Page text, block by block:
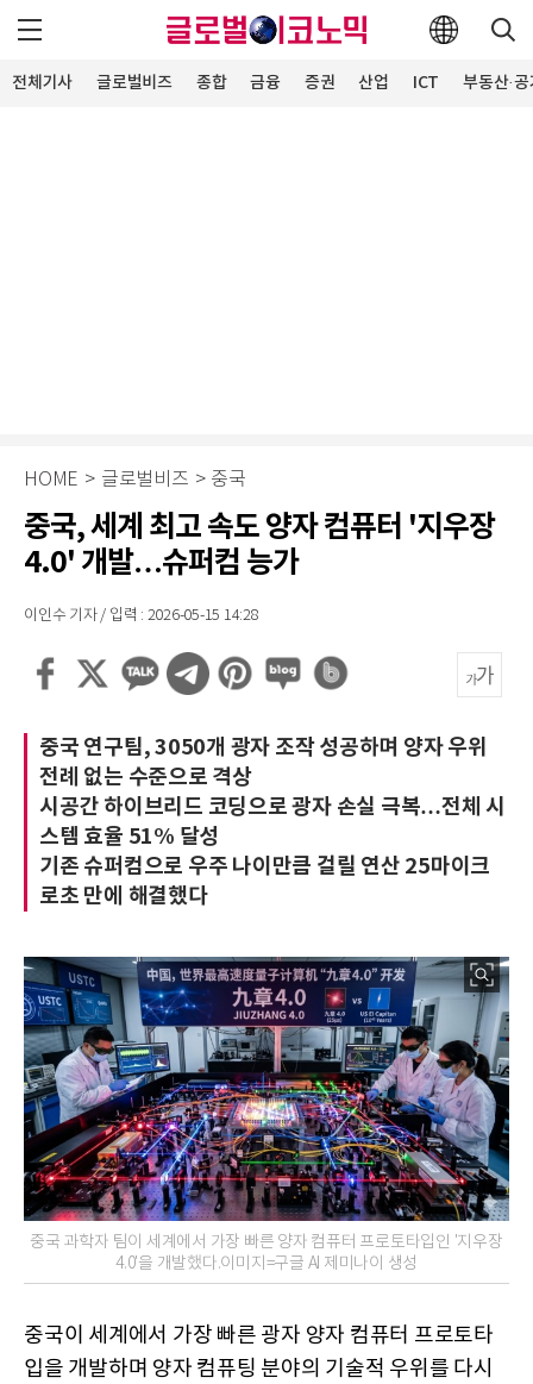
전체기사 글로벌비즈 종합 금융 증권 산업 ICT 부동산·
HOME > 글로벌비즈 > 중국
중국, 세계 최고 속도 양자 컴퓨터 '지우장
4.0' 개발…슈퍼컴 능가
이인수 기자 / 입력 : 2026-05-15 14:28
중국 연구팀, 3050개 광자 조작 성공하며 양자 우위
전례 없는 수준으로 격상
시공간 하이브리드 코딩으로 광자 손실 극복…전체 시
스템 효율 51% 달성
기존 슈퍼컴으로 우주 나이만큼 걸릴 연산 25마이크
로초 만에 해결했다
중국 과학자 팀이 세계에서 가장 빠른 양자 컴퓨터 프로토타입인 '지우장
4.0'을 개발했다.이미지=구글 AI 제미나이 생성
중국이 세계에서 가장 빠른 광자 양자 컴퓨터 프로토타
입을 개발하며 양자 컴퓨팅 분야의 기술적 우위를 다시